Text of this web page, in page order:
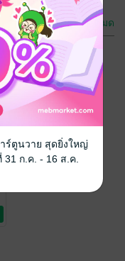
ดูทั้งหมด
ร์ตูนวาย สุดยิ่งใหญ่
ก.ค. - 16 ส.ค.